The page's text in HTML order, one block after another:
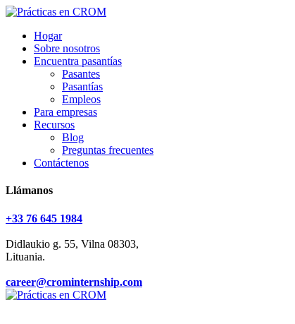
Hogar
Sobre nosotros
Encuentra pasantías
Pasantes
Pasantías
Empleos
Para empresas
Recursos
Blog
Preguntas frecuentes
Contáctenos
Llámanos
+33 76 645 1984
Didlaukio g. 55, Vilna 08303,
Lituania.
career@crominternship.com